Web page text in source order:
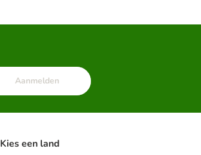
Aanmelden
Kies een land